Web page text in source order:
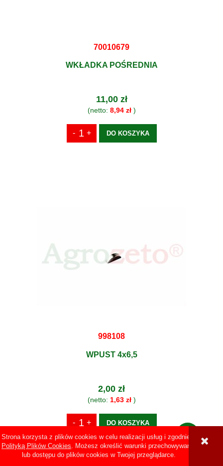
Strona korzysta z plików cookies w celu realizacji usług i zgodnie z
Polityką Plików Cookies. Możesz określić warunki przechowywania
lub dostępu do plików cookies w Twojej przeglądarce.
70010679
WKŁADKA POŚREDNIA
11,00 zł
(netto: 8,94 zł)
DO KOSZYKA
998108
WPUST 4x6,5
2,00 zł
(netto: 1,63 zł)
DO KOSZYKA